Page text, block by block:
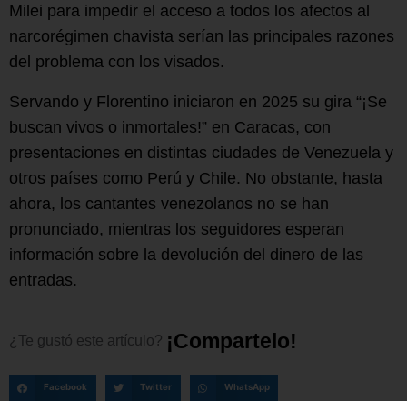
Milei para impedir el acceso a todos los afectos al
narcorégimen chavista serían las principales razones
del problema con los visados.
Servando y Florentino iniciaron en 2025 su gira “¡Se
buscan vivos o inmortales!” en Caracas, con
presentaciones en distintas ciudades de Venezuela y
otros países como Perú y Chile. No obstante, hasta
ahora, los cantantes venezolanos no se han
pronunciado, mientras los seguidores esperan
información sobre la devolución del dinero de las
entradas.
¿Te gustó este artículo? ¡Compartelo!
Facebook Twitter WhatsApp